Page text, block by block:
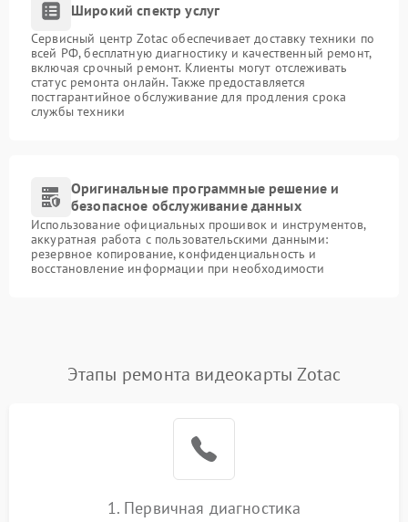
Широкий спектр услуг
Сервисный центр Zotac обеспечивает доставку техники по
всей РФ, бесплатную диагностику и качественный ремонт,
включая срочный ремонт. Клиенты могут отслеживать
статус ремонта онлайн. Также предоставляется
постгарантийное обслуживание для продления срока
службы техники
Оригинальные программные решение и
безопасное обслуживание данных
Использование официальных прошивок и инструментов,
аккуратная работа с пользовательскими данными:
резервное копирование, конфиденциальность и
восстановление информации при необходимости
Этапы ремонта видеокарты Zotac
1. Первичная диагностика